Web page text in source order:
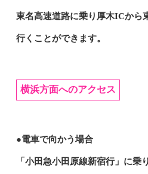
東名高速道路に乗り厚木ICから
行くことができます。
横浜方面へのアクセス
●電車で向かう場合
「小田急小田原線新宿行」に乗